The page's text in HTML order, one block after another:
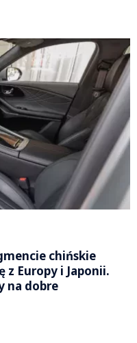
chińskie
z Europy i Japonii.
na dobre